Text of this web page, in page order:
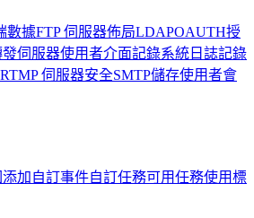
數據FTP 伺服器佈局LDAPOAUTH授
發伺服器使用者介面記錄系統日誌記錄
RTMP 伺服器安全SMTP儲存使用者會
添加自訂事件自訂任務可用任務使用標